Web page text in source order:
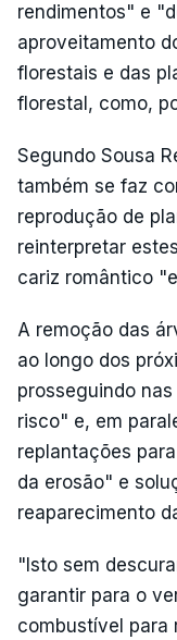
rendimentos" e
aproveitamento
florestais e das
florestal, como,
Segundo Sousa
também se faz
reprodução de
reinterpretar
cariz romântico
A remoção das
ao longo dos
prosseguindo
risco" e, em
replantações
da erosão" e
reaparecimento
"Isto sem
garantir para o
combustível para